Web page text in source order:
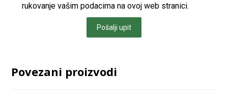
rukovanje vašim podacima na ovoj web stranici.
Pošalji upit
Povezani proizvodi